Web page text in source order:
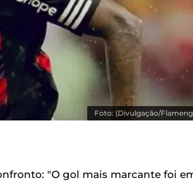
Foto: (Divulgação/
"O gol mais marcante foi